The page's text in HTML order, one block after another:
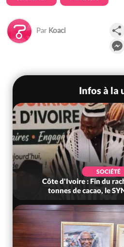
Par Koaci
Infos à la
SOCIÉTÉ
Côte d'Ivoire : Fin du
tonnes de cacao, le